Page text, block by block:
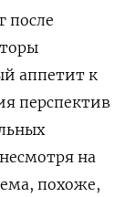
после
аппетит к
перспектив
на
похоже,